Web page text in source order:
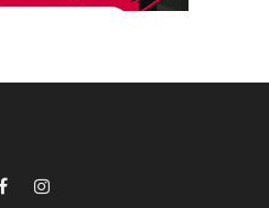
FacebookInstagram